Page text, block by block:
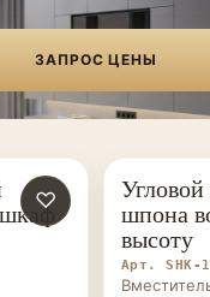
ЗАПРОС ЦЕНЫ
♡ ШКАФЫ
шпона
высоту
Арт. SHK-